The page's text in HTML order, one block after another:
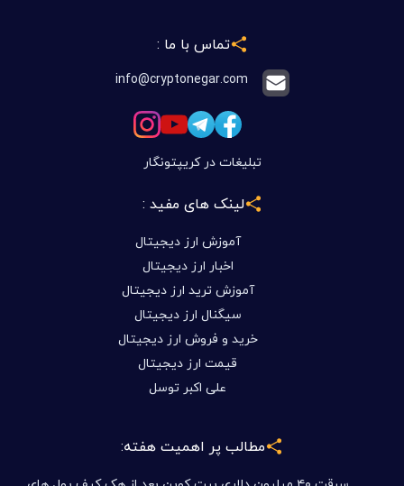
تماس با ما :
info@cryptonegar.com
تبلیغات در کریپتونگار
لینک های مفید :
آموزش ارز دیجیتال
اخبار ارز دیجیتال
آموزش ترید ارز دیجیتال
سیگنال ارز دیجیتال
خرید و فروش ارز دیجیتال
قیمت ارز دیجیتال
علی اکبر توسل
مطالب پر اهمیت هفته: